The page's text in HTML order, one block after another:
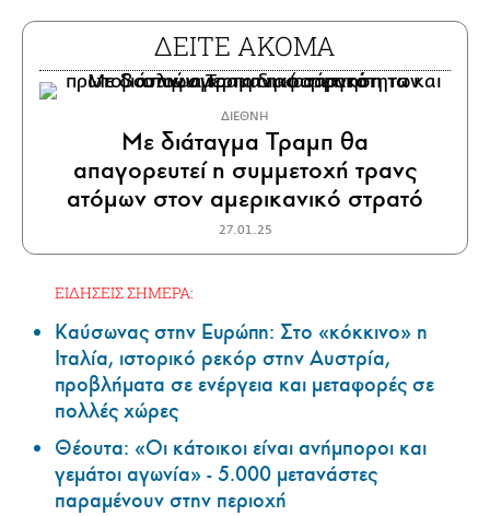
ΔΕΙΤΕ ΑΚΟΜΑ
ΔΙΕΘΝΗ
Με διάταγμα Τραμπ θα
απαγορευτεί η συμμετοχή τρανς
ατόμων στον αμερικανικό στρατό
27.01.25
ΕΙΔΗΣΕΙΣ ΣΗΜΕΡΑ:
Καύσωνας στην Ευρώπη: Στο «κόκκινο» η
Ιταλία, ιστορικό ρεκόρ στην Αυστρία,
προβλήματα σε ενέργεια και μεταφορές σε
πολλές χώρες
Θέουτα: «Οι κάτοικοι είναι ανήμποροι και
γεμάτοι αγωνία» - 5.000 μετανάστες
παραμένουν στην περιοχή